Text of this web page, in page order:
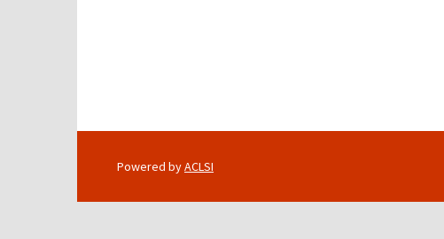
Powered byACLSI